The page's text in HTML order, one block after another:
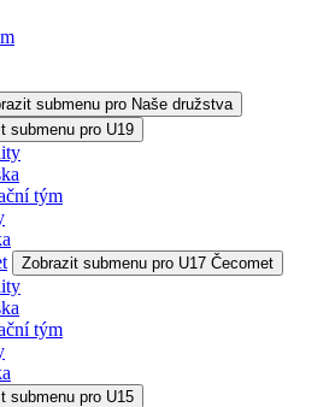
submenu pro Naše družstva
submenu pro U19
tým
Zobrazit submenu pro U17 Čecomet
tým
submenu pro U15